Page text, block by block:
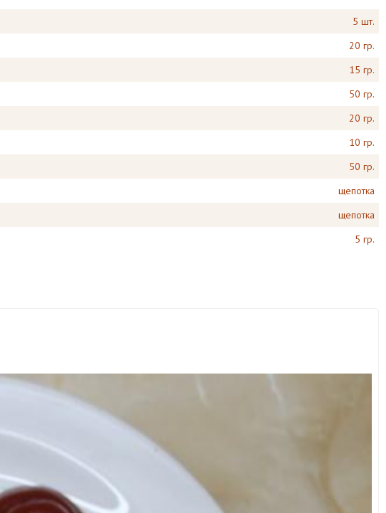
5 шт.
20 гр.
15 гр.
50 гр.
20 гр.
10 гр.
50 гр.
щепотка
щепотка
5 гр.